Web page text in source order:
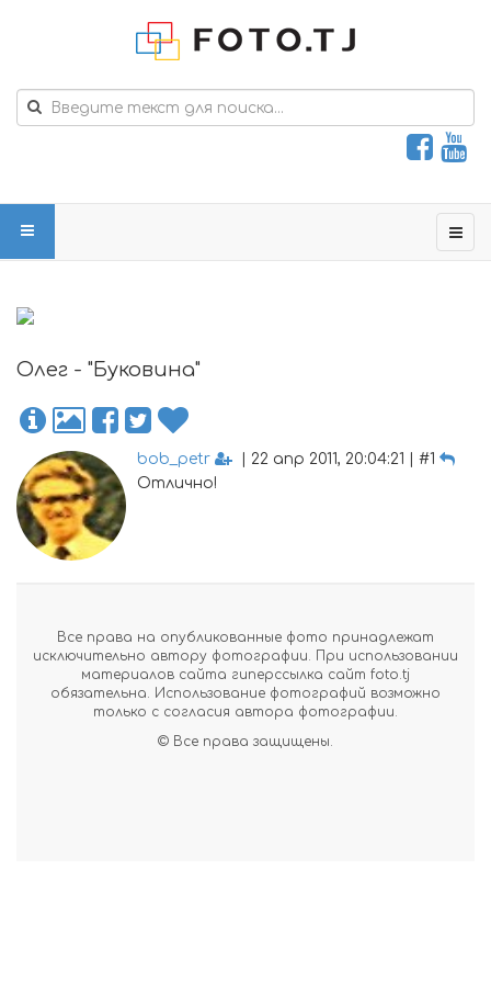
Олег - "Буковина"
bob_petr
| 22 апр 2011, 20:04:21 | #1
Отлично!
Все права на опубликованные фото принадлежат
исключительно автору фотографии. При использовании
материалов сайта гиперссылка сайт foto.tj
обязательна. Использование фотографий возможно
только с согласия автора фотографии.
© Все права защищены.